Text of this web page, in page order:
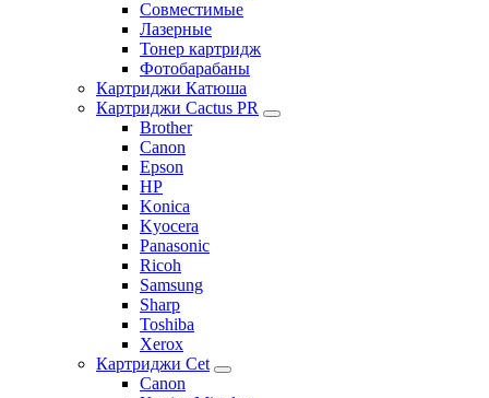
Совместимые
Лазерные
Тонер картридж
Фотобарабаны
Картриджи Катюша
Картриджи Cactus PR
Brother
Canon
Epson
HP
Konica
Kyocera
Panasonic
Ricoh
Samsung
Sharp
Toshiba
Xerox
Картриджи Cet
Canon